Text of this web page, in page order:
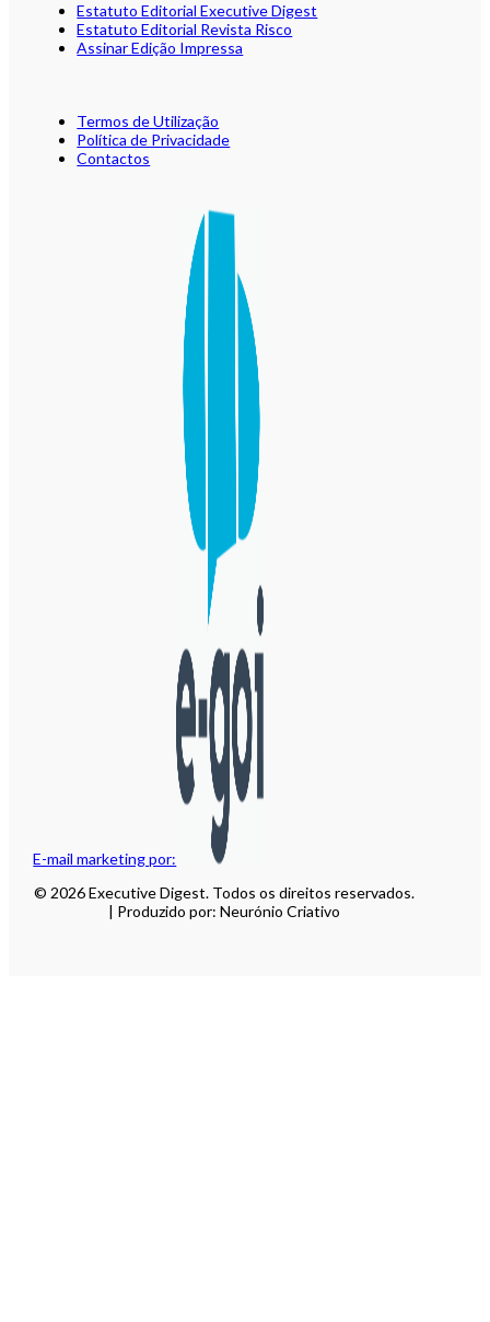
E-mail marketing por:
Estatuto Editorial Executive Digest
Estatuto Editorial Revista Risco
Assinar Edição Impressa
Termos de Utilização
Política de Privacidade
Contactos
© 2026 Executive Digest. Todos os direitos reservados.
| Produzido por: Neurónio Criativo